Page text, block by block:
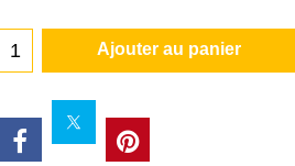
Ajouter au panier